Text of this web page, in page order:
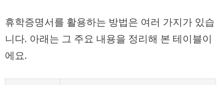
휴학증명서를 활용하는 방법은 여러 가지가 있습
니다. 아래는 그 주요 내용을 정리해 본 테이블이
에요.